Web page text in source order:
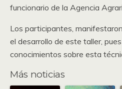
funcionario de la Agencia
Los participantes,
el desarrollo de este taller,
conocimientos sobre esta
Más noticias